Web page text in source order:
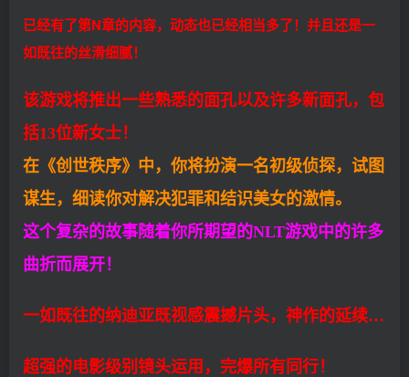
已经有了第N章的内容，动态也已经相当多了！并且还是一
如既往的丝滑细腻！
该游戏将推出一些熟悉的面孔以及许多新面孔，包
括13位新女士！
在《创世秩序》中，你将扮演一名初级侦探，试图
谋生，细读你对解决犯罪和结识美女的激情。
这个复杂的故事随着你所期望的NLT游戏中的许多
曲折而展开！
一如既往的纳迪亚既视感震撼片头，神作的延续…
超强的电影级别镜头运用，完爆所有同行！